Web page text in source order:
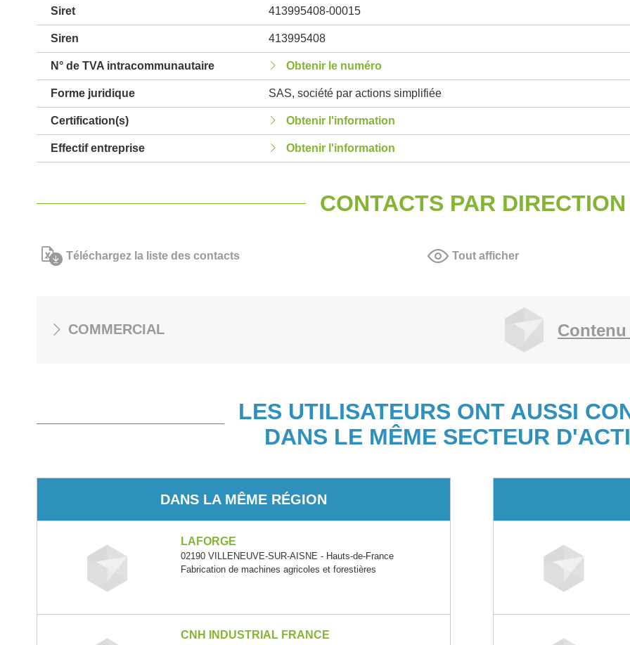
Siret 413995408-00015
Siren 413995408
N° de TVA intracommunautaire Obtenir le numéro
Forme juridique SAS, société par actions simplifiée
Certification(s) Obtenir l'information
Effectif entreprise Obtenir l'information
CONTACTS PAR DIRECTION
Téléchargez la liste des contacts Tout afficher
COMMERCIAL
LES UTILISATEURS ONT AUSSI
DANS LE MÊME SECTEUR
DANS LA MÊME RÉGION
LAFORGE
02190 VILLENEUVE-SUR-AISNE - Hauts-de-France
Fabrication de machines agricoles et forestières
CNH INDUSTRIAL FRANCE